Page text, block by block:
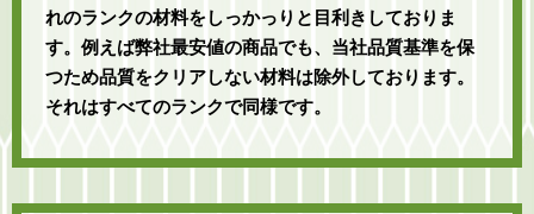
れのランクの材料をしっかっりと目利きしておりま
す。例えば弊社最安値の商品でも、当社品質基準を保
つため品質をクリアしない材料は除外しております。
それはすべてのランクで同様です。